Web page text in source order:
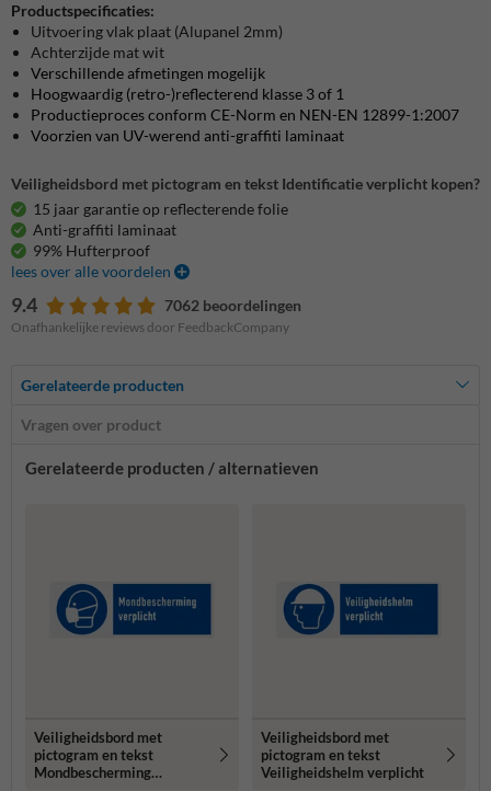
Productspecificaties:
Uitvoering vlak plaat (Alupanel 2mm)
Achterzijde mat wit
Verschillende afmetingen mogelijk
Hoogwaardig (retro-)reflecterend klasse 3 of 1
Productieproces conform CE-Norm en NEN-EN 12899-1:2007
Voorzien van UV-werend anti-graffiti laminaat
Veiligheidsbord met pictogram en tekst Identificatie verplicht kopen?
15 jaar garantie op reflecterende folie
Anti-graffiti laminaat
99% Hufterproof
lees over alle voordelen
9.4 7062 beoordelingen
Onafhankelijke reviews door FeedbackCompany
Gerelateerde producten
Vragen over product
Gerelateerde producten / alternatieven
Veiligheidsbord met
pictogram en tekst
Mondbescherming
Veiligheidsbord met
pictogram en tekst
Veiligheidshelm verplicht